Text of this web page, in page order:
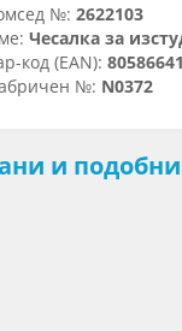
№: 2622103
Чесалка за
код (EAN):
№: N0372
и